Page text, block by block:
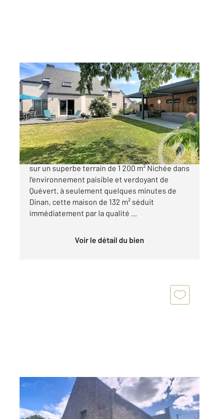
QUEVERT 22
131,80 m , 7 pièces
Ref : 22093
Maison à vendre
445 000 €
Aux portes de Dinan, une maison impeccable
sur un superbe terrain de 1 200 m² Nichée dans
l'environnement paisible et verdoyant de
Quévert, à seulement quelques minutes de
Dinan, cette maison de 132 m² séduit
immédiatement par la qualité ...
Voir le détail du bien
TRELIVAN 22
, 2 pièces
Ref : 21778